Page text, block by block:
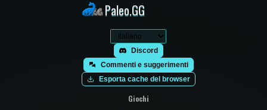
Paleo.GG
Discord
Commenti e suggerimenti
Esporta cache del browser
Giochi